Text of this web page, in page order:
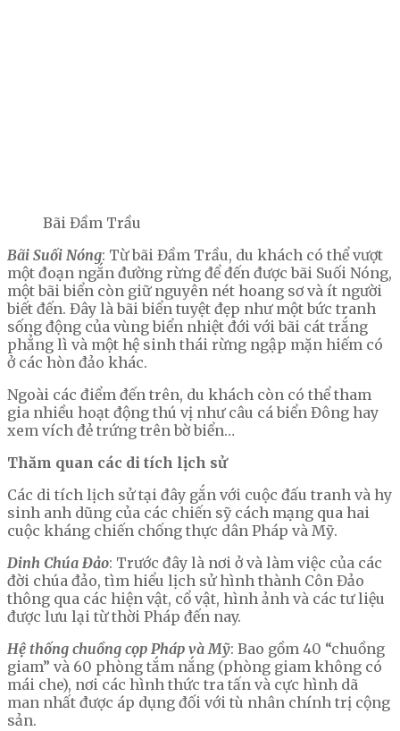
Bãi Đầm Trầu
Bãi Suối Nóng: Từ bãi Đầm Trầu, du khách có thể vượt
một đoạn ngắn đường rừng để đến được bãi Suối Nóng,
một bãi biển còn giữ nguyên nét hoang sơ và ít người
biết đến. Đây là bãi biển tuyệt đẹp như một bức tranh
sống động của vùng biển nhiệt đới với bãi cát trắng
phẳng lì và một hệ sinh thái rừng ngập mặn hiếm có
ở các hòn đảo khác.
Ngoài các điểm đến trên, du khách còn có thể tham
gia nhiều hoạt động thú vị như câu cá biển Đông hay
xem vích đẻ trứng trên bờ biển…
Thăm quan các di tích lịch sử
Các di tích lịch sử tại đây gắn với cuộc đấu tranh và hy
sinh anh dũng của các chiến sỹ cách mạng qua hai
cuộc kháng chiến chống thực dân Pháp và Mỹ.
Dinh Chúa Đảo: Trước đây là nơi ở và làm việc của các
đời chúa đảo, tìm hiểu lịch sử hình thành Côn Đảo
thông qua các hiện vật, cổ vật, hình ảnh và các tư liệu
được lưu lại từ thời Pháp đến nay.
Hệ thống chuồng cọp Pháp và Mỹ: Bao gồm 40 “chuồng
giam” và 60 phòng tắm nắng (phòng giam không có
mái che), nơi các hình thức tra tấn và cực hình dã
man nhất được áp dụng đối với tù nhân chính trị cộng
sản.